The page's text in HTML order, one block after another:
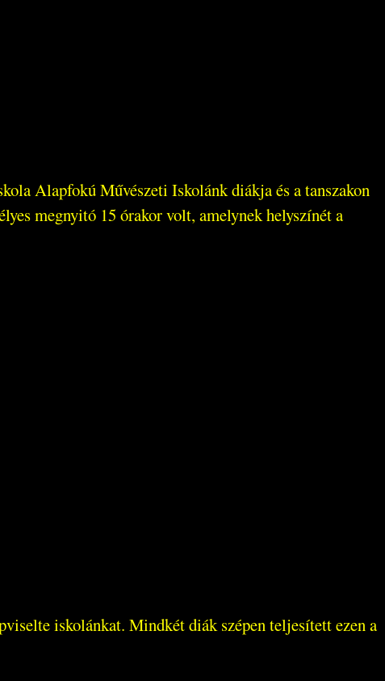
Alapfokú Művészeti Iskolánk diákja és a tanszakon
megnyitó 15 órakor volt, amelynek helyszínét a
iskolánkat. Mindkét diák szépen teljesített ezen a